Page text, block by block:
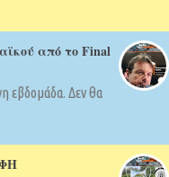
από το Final
εβδομάδα. Δεν θα